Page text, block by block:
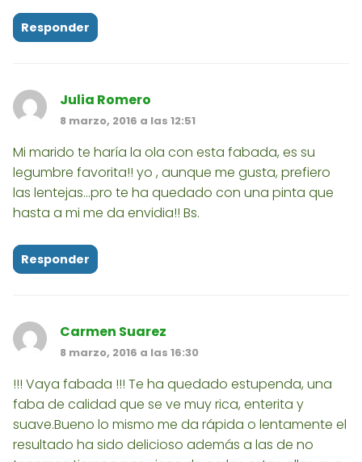
Responder
Julia Romero
8 marzo, 2016 a las 12:51
Mi marido te haría la ola con esta fabada, es su
legumbre favorita!! yo , aunque me gusta, prefiero
las lentejas...pro te ha quedado con una pinta que
hasta a mi me da envidia!! Bs.
Responder
Carmen Suarez
8 marzo, 2016 a las 16:30
!!! Vaya fabada !!! Te ha quedado estupenda, una
faba de calidad que se ve muy rica, enterita y
suave.Bueno lo mismo me da rápida o lentamente el
resultado ha sido delicioso además a las de no